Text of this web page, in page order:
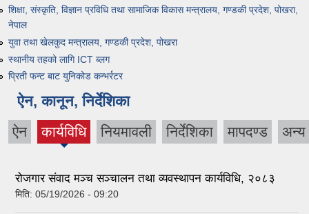
शिक्षा, संस्कृति, विज्ञान प्रविधि तथा सामाजिक विकास मन्त्रालय, गण्डकी प्रदेश, पोखरा,
नेपाल
युवा तथा खेलकुद मन्त्रालय, गण्डकी प्रदेश, पोखरा
स्थानीय तहको लागि ICT ब्लग
प्रिती फन्ट बाट युनिकोड कन्भर्रटर
ऐन, कानून, निर्देशिका
ऐन कार्यविधि
(active
नियमावली निर्देशिका मापदण्ड अन्य
रोजगार संवाद मञ्च सञ्चालन तथा व्यवस्थापन कार्यविधि, २०८३
मिति: 05/19/2026 - 09:20